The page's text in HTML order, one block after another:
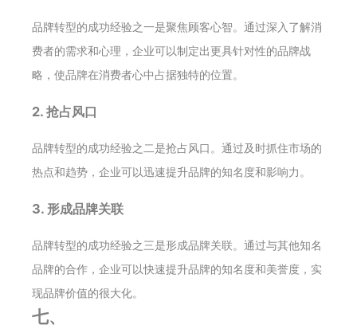
品牌转型的成功经验之一是聚焦顾客心智。通过深入了解消
费者的需求和心理，企业可以制定出更具针对性的品牌战
略，使品牌在消费者心中占据独特的位置。
2. 抢占风口
品牌转型的成功经验之二是抢占风口。通过及时抓住市场的
热点和趋势，企业可以迅速提升品牌的知名度和影响力。
3. 形成品牌关联
品牌转型的成功经验之三是形成品牌关联。通过与其他知名
品牌的合作，企业可以快速提升品牌的知名度和美誉度，实
现品牌价值的很大化。
七、